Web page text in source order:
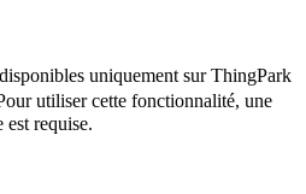
uniquement sur ThingPark
utiliser cette fonctionnalité, une
requise.